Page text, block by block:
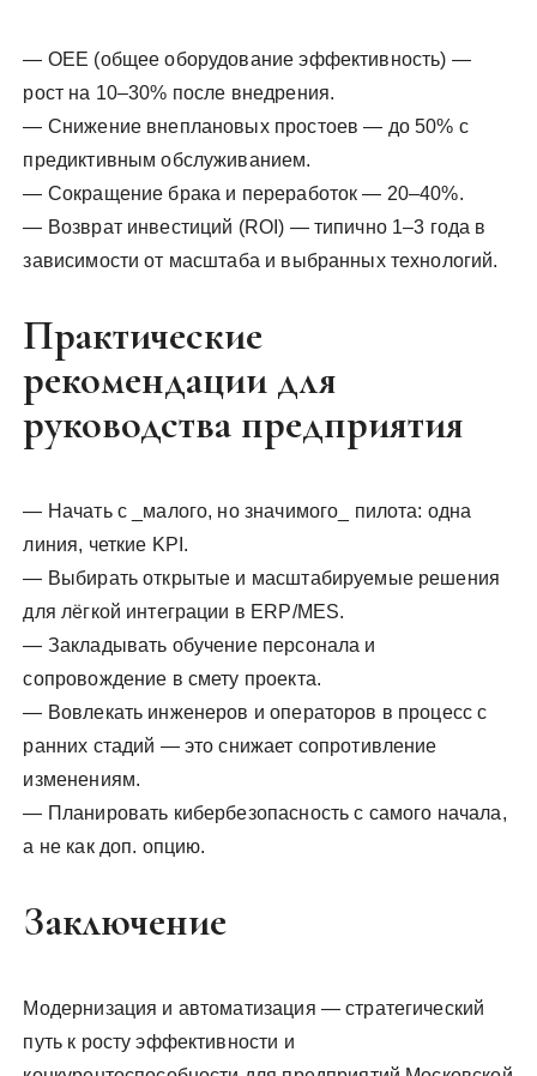
— OEE (общее оборудование эффективность) —
рост на 10–30% после внедрения.
— Снижение внеплановых простоев — до 50% с
предиктивным обслуживанием.
— Сокращение брака и переработок — 20–40%.
— Возврат инвестиций (ROI) — типично 1–3 года в
зависимости от масштаба и выбранных технологий.
Практические
рекомендации для
руководства предприятия
— Начать с _малого, но значимого_ пилота: одна
линия, четкие KPI.
— Выбирать открытые и масштабируемые решения
для лёгкой интеграции в ERP/MES.
— Закладывать обучение персонала и
сопровождение в смету проекта.
— Вовлекать инженеров и операторов в процесс с
ранних стадий — это снижает сопротивление
изменениям.
— Планировать кибербезопасность с самого начала,
а не как доп. опцию.
Заключение
Модернизация и автоматизация — стратегический
путь к росту эффективности и